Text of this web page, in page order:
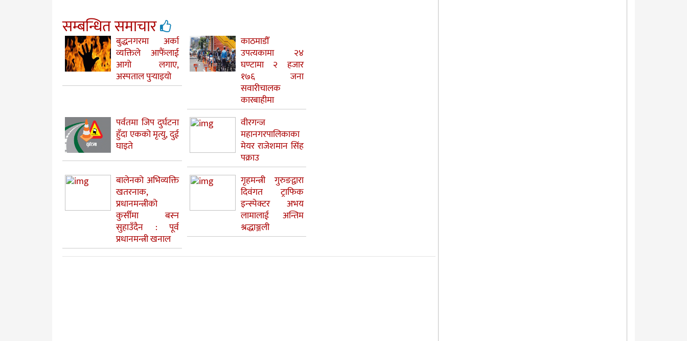
सम्बन्धित समाचार
बुद्धनगरमा अर्का
व्यक्तिले आफैंलाई
आगो लगाए,
अस्पताल पुर्‍याइयो
काठमाडौँ
उपत्यकामा २४
घण्टामा २ हजार
१७६ जना
सवारीचालक
कारबाहीमा
पर्वतमा जिप दुर्घटना
हुँदा एकको मृत्यु, दुई
घाइते
वीरगन्ज
महानगरपालिकाका
मेयर राजेशमान सिंह
पक्राउ
बालेनको अभिव्यक्ति
खतरनाक,
प्रधानमन्त्रीको
कुर्सीमा बस्न
सुहाउँदैन : पूर्व
प्रधानमन्त्री खनाल
गृहमन्त्री गुरुङद्वारा
दिवंगत ट्राफिक
इन्स्पेक्टर अभय
लामालाई अन्तिम
श्रद्धाञ्जली